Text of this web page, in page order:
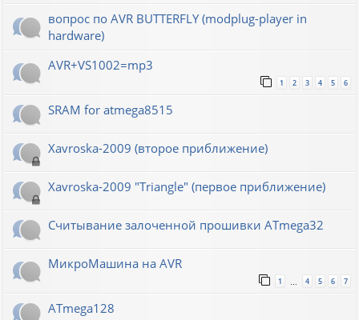
вопрос по AVR BUTTERFLY (modplug-player in
hardware)
AVR+VS1002=mp3
1 2 3 4 5 6
SRAM for atmega8515
Xavroska-2009 (второе приближение)
Xavroska-2009 "Triangle" (первое приближение)
Считывание залоченной прошивки ATmega32
МикроМашина на AVR
1 4 5 6 7
ATmega128